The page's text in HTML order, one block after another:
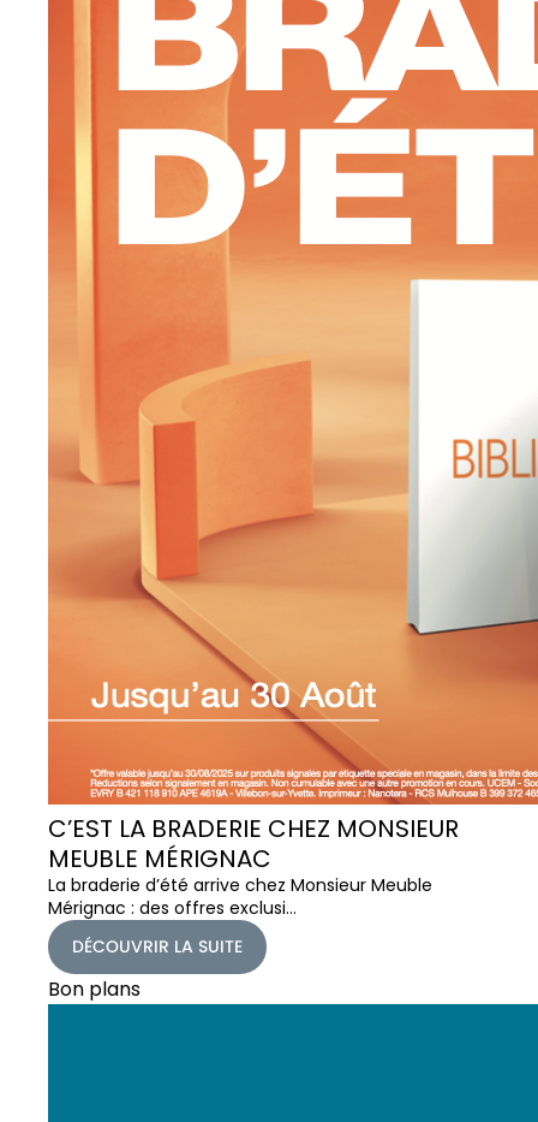
C’EST LA BRADERIE CHEZ MONSIEUR
MEUBLE MÉRIGNAC
La braderie d’été arrive chez Monsieur Meuble
Mérignac : des offres exclusi…
DÉCOUVRIR LA SUITE
Bon plans